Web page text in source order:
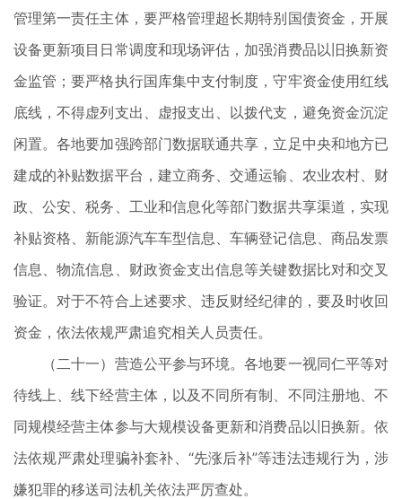
管理第一责任主体，要严格管理超长期特别国债资金，开展
设备更新项目日常调度和现场评估，加强消费品以旧换新资
金监管；要严格执行国库集中支付制度，守牢资金使用红线
底线，不得虚列支出、虚报支出、以拨代支，避免资金沉淀
闲置。各地要加强跨部门数据联通共享，立足中央和地方已
建成的补贴数据平台，建立商务、交通运输、农业农村、财
政、公安、税务、工业和信息化等部门数据共享渠道，实现
补贴资格、新能源汽车车型信息、车辆登记信息、商品发票
信息、物流信息、财政资金支出信息等关键数据比对和交叉
验证。对于不符合上述要求、违反财经纪律的，要及时收回
资金，依法依规严肃追究相关人员责任。
（二十一）营造公平参与环境。各地要一视同仁平等对
待线上、线下经营主体，以及不同所有制、不同注册地、不
同规模经营主体参与大规模设备更新和消费品以旧换新。依
法依规严肃处理骗补套补、“先涨后补”等违法违规行为，涉
嫌犯罪的移送司法机关依法严厉查处。